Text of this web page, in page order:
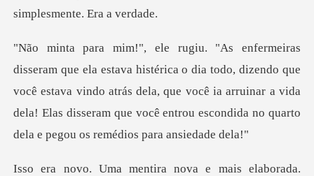
todo, dizendo que
você estava vindo atrás dela, que você ia arruinar a vida
dela! Elas d
e mais elaborada.